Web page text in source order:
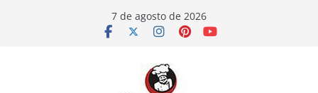
7 de agosto de 2026